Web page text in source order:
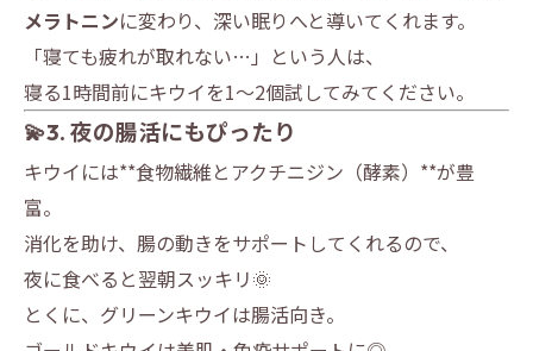
メラトニンに変わり、深い眠りへと導いてくれます。
「寝ても疲れが取れない…」という人は、
寝る1時間前にキウイを1〜2個試してみてください。
💫3. 夜の腸活にもぴったり
キウイには**食物繊維とアクチニジン（酵素）**が豊
富。
消化を助け、腸の動きをサポートしてくれるので、
夜に食べると翌朝スッキリ🌞
とくに、グリーンキウイは腸活向き。